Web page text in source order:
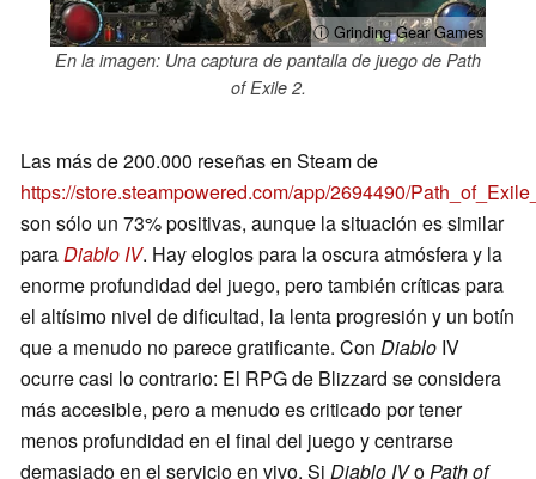
ⓘ Grinding Gear Games
En la imagen: Una captura de pantalla de juego de Path
of Exile 2.
Las más de 200.000 reseñas en Steam de
https://store.steampowered.com/app/2694490/
son sólo un 73% positivas, aunque la situación es similar
paraDiablo IV. Hay elogios para la oscura atmósfera y la
enorme profundidad del juego, pero también críticas para
el altísimo nivel de dificultad, la lenta progresión y un botín
que a menudo no parece gratificante. Con Diablo IV
ocurre casi lo contrario: El RPG de Blizzard se considera
más accesible, pero a menudo es criticado por tener
menos profundidad en el final del juego y centrarse
demasiado en el servicio en vivo. Si Diablo IVoPath of